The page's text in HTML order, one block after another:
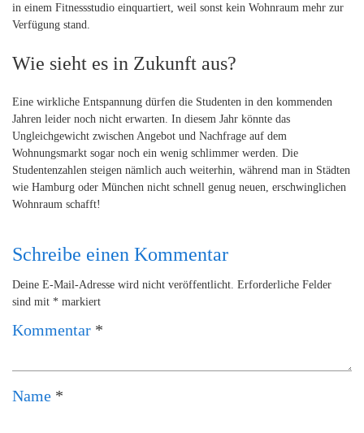
in einem Fitnessstudio einquartiert, weil sonst kein Wohnraum mehr zur
Verfügung stand.
Wie sieht es in Zukunft aus?
Eine wirkliche Entspannung dürfen die Studenten in den kommenden
Jahren leider noch nicht erwarten. In diesem Jahr könnte das
Ungleichgewicht zwischen Angebot und Nachfrage auf dem
Wohnungsmarkt sogar noch ein wenig schlimmer werden. Die
Studentenzahlen steigen nämlich auch weiterhin, während man in Städten
wie Hamburg oder München nicht schnell genug neuen, erschwinglichen
Wohnraum schafft!
Schreibe einen Kommentar
Deine E-Mail-Adresse wird nicht veröffentlicht. Erforderliche Felder
sind mit * markiert
Kommentar *
Name *